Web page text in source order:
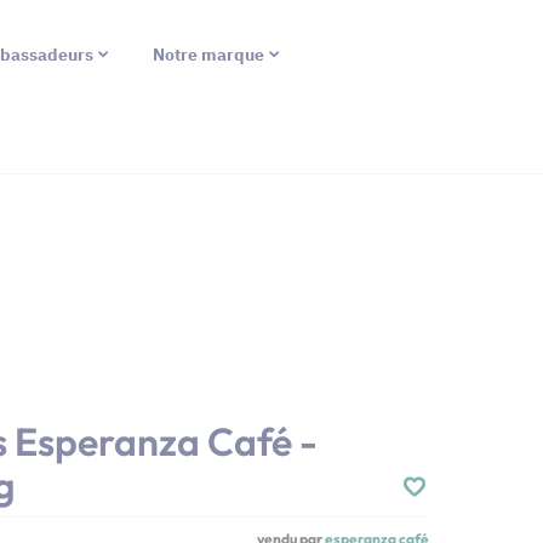
Notre marque
Esperanza Café -
vendu paresperanza café